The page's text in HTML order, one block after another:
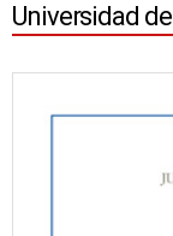
Universidad